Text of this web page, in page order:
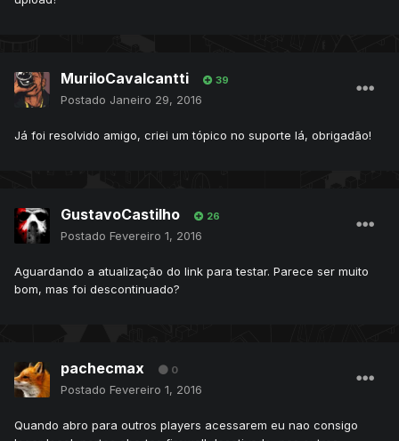
MuriloCavalcantti 39
Postado Janeiro 29, 2016
Já foi resolvido amigo, criei um tópico no suporte lá, obrigadão!
GustavoCastilho 26
Postado Fevereiro 1, 2016
Aguardando a atualização do link para testar. Parece ser muito
bom, mas foi descontinuado?
pachecmax 0
Postado Fevereiro 1, 2016
Quando abro para outros players acessarem eu nao consigo